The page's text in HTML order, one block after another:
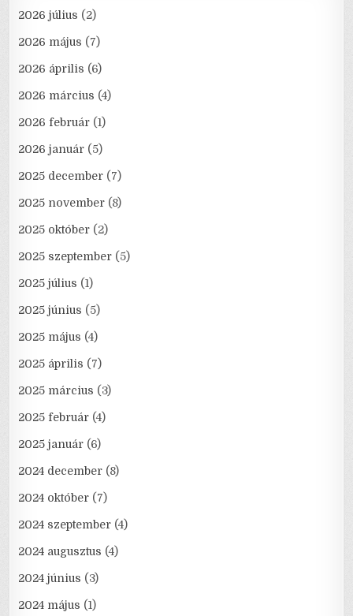
2026 július (2)
2026 május (7)
2026 április (6)
2026 március (4)
2026 február (1)
2026 január (5)
2025 december (7)
2025 november (8)
2025 október (2)
2025 szeptember (5)
2025 július (1)
2025 június (5)
2025 május (4)
2025 április (7)
2025 március (3)
2025 február (4)
2025 január (6)
2024 december (8)
2024 október (7)
2024 szeptember (4)
2024 augusztus (4)
2024 június (3)
2024 május (1)